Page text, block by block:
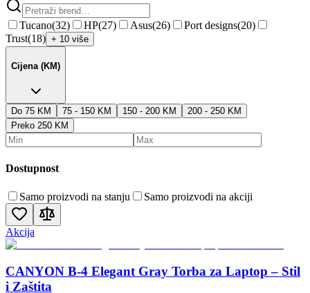
Tucano(32) HP(27) Asus(26) Port designs(20)
Trust(18) + 10 više
Cijena (KM)
Do 75 KM 75 - 150 KM 150 - 200 KM
200 - 250 KM
Preko 250 KM
Dostupnost
Samo proizvodi na stanju Samo proizvodi na akciji
Akcija
CANYON B-4 Elegant Gray Torba za Laptop – Stil
i Zaštita